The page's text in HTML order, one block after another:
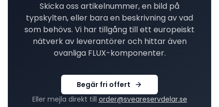
Skicka oss artikelnummer, en bild på
typskylten, eller bara en beskrivning av vad
som behövs. Vi har tillgång till ett europeiskt
nätverk av leverantörer och hittar även
ovanliga FLUX-komponenter.
Begär fri offert
Eller mejla direkt till order@sveareservdelar.se